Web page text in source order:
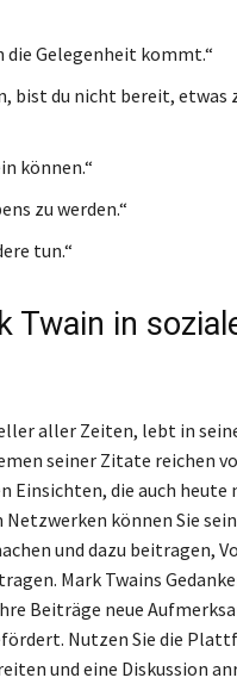
die Gelegenheit kommt.“
bist du nicht bereit, etwas
können.“
zu werden.“
tun.“
Twain in
aller Zeiten, lebt in
seiner Zitate reichen
Einsichten, die auch heute
können Sie
und dazu beitragen,
Mark Twains
Beiträge neue
Nutzen Sie die
und eine Diskussion